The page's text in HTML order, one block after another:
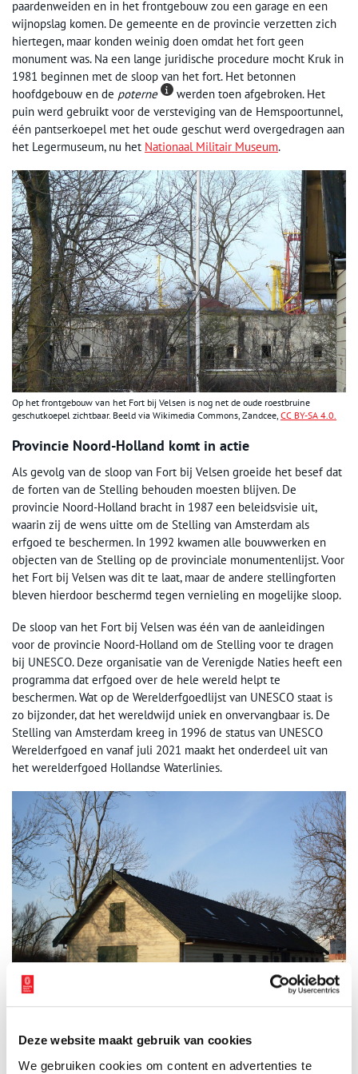
Deze website maakt gebruik van cookies
We gebruiken cookies om content en advertenties te
paardenweiden en in het frontgebouw zou een garage en een
wijnopslag komen. De gemeente en de provincie verzetten zich
hiertegen, maar konden weinig doen omdat het fort geen
monument was. Na een lange juridische procedure mocht Kruk in
1981 beginnen met de sloop van het fort. Het betonnen
hoofdgebouw en de poterne
werden toen afgebroken. Het
puin werd gebruikt voor de versteviging van de Hemspoortunnel,
één pantserkoepel met het oude geschut werd overgedragen aan
het Legermuseum, nu het Nationaal Militair Museum.
Op het frontgebouw van het Fort bij Velsen is nog net de oude roestbruine
geschutkoepel zichtbaar. Beeld via Wikimedia Commons, Zandcee, CC BY-SA 4.0.
Provincie Noord-Holland komt in actie
Als gevolg van de sloop van Fort bij Velsen groeide het besef dat
de forten van de Stelling behouden moesten blijven. De
provincie Noord-Holland bracht in 1987 een beleidsvisie uit,
waarin zij de wens uitte om de Stelling van Amsterdam als
erfgoed te beschermen. In 1992 kwamen alle bouwwerken en
objecten van de Stelling op de provinciale monumentenlijst. Voor
het Fort bij Velsen was dit te laat, maar de andere stellingforten
bleven hierdoor beschermd tegen vernieling en mogelijke sloop.
De sloop van het Fort bij Velsen was één van de aanleidingen
voor de provincie Noord-Holland om de Stelling voor te dragen
bij UNESCO. Deze organisatie van de Verenigde Naties heeft een
programma dat erfgoed over de hele wereld helpt te
beschermen. Wat op de Werelderfgoedlijst van UNESCO staat is
zo bijzonder, dat het wereldwijd uniek en onvervangbaar is. De
Stelling van Amsterdam kreeg in 1996 de status van UNESCO
Werelderfgoed en vanaf juli 2021 maakt het onderdeel uit van
het werelderfgoed Hollandse Waterlinies.
Bergloods bij het Fort bij Velsen. Beeld via Wikimedia Commons, Marcelmulder68,
CC BY-SA 3.0 NL.